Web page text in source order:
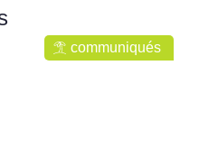
communiqués